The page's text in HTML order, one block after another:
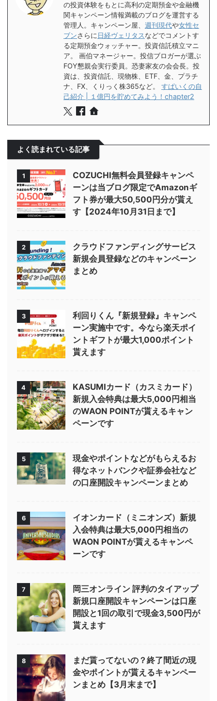
の投資体験をもとに高利の定期預金や金融機
関キャンペーン情報満載のブログを運営する
管理人。キャンペーン屋、 週刊現代や女性セ
ブンさらに 日経ヴェリタスなどでコメントす
る定期預金ウォッチャー。投資信託積立マニ
ア。 画伯マネージャー。投信ブロガーが選ぶ
FOY懇親会実行委員。恐妻家友の会会長。投
資は、投資信託、現物株、ETF、金、プラチ
ナ、FX、くりっく株365など。 すぱいくの自
己紹介 | １億円を貯めてみよう！chapter2
よく読まれている記事
1
COZUCHI無料会員登録キャンペ
ーンは当ブログ限定でAmazonギ
フト券が最大50,500円分が貰え
す【2024年10月31日まで】
2
クラウドファンディングサービス
新規会員登録などのキャンペーン
まとめ
3
利回りくん『新規登録』キャンペ
ーン実施中です。今なら楽天ポイ
ントギフトが最大1,000ポイント
貰えます
4
KASUMIカード（カスミカード）
新規入会特典は最大5,000円相当
のWAON POINTが貰えるキャン
ペーンです
5
現金やポイントなどがもらえるお
得なネットバンクや証券会社など
の口座開設キャンペーンまとめ
6
イオンカード（ミニオンズ）新規
入会特典は最大5,000円相当の
WAON POINTが貰えるキャンペ
ーンです
7
岡三オンライン 評判のタイアップ
新規口座開設キャンペーンは口座
開設と1回の取引で現金3,500円が
貰えます
8
まだ貰ってないの？終了間近の現
金やポイントが貰えるキャンペー
ンまとめ【3月末まで】